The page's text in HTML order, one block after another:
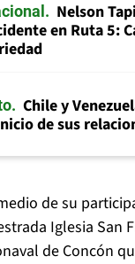
Nelson
en Ruta 5:
Chile y
de sus
de su
Iglesia San
de Concón